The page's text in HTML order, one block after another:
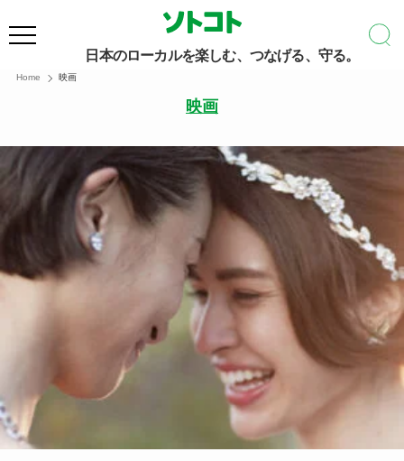
日本のローカルを楽しむ、つなげる、守る。
Home 映画
映画